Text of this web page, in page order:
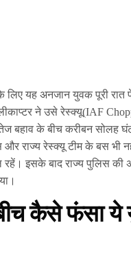
लिए यह अनजान युवक पूरी
ने उसे रेस्क्यू(IAF
बहाव के बीच करीबन सोलह
राज्य रेस्क्यू टीम के बस भी
इसके बाद राज्य पुलिस की
कैसे फंसा ये